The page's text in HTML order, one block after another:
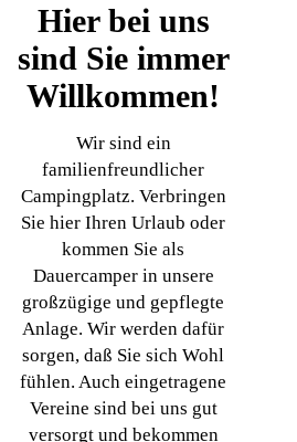
Hier bei uns
sind Sie immer
Willkommen!
Wir sind ein
familienfreundlicher
Campingplatz. Verbringen
Sie hier Ihren Urlaub oder
kommen Sie als
Dauercamper in unsere
großzügige und gepflegte
Anlage. Wir werden dafür
sorgen, daß Sie sich Wohl
fühlen. Auch eingetragene
Vereine sind bei uns gut
versorgt und bekommen